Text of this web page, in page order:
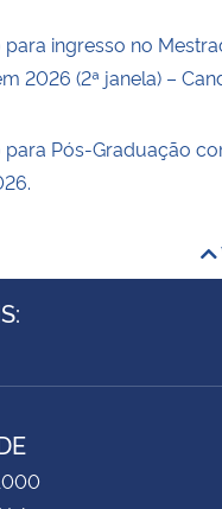
ingresso no
2026 (2ª janela) –
Pós-Graduação